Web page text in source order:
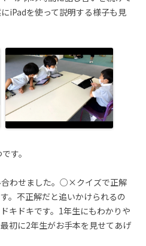
iPadを使って説明する様子も見
す。
わせました。○×クイズで正解
。不正解だと追いかけられるの
キドキです。1年生にもわかりや
初に2年生がお手本を見せてあげ